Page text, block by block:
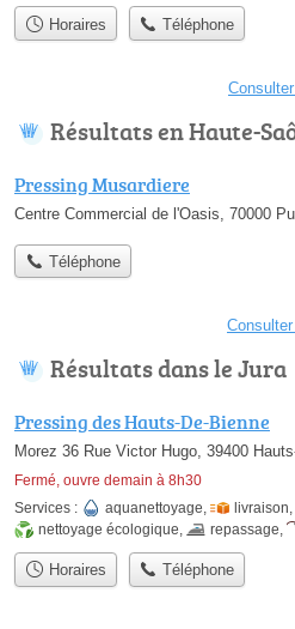
Horaires Téléphone
Résultats en Haute-
Pressing Musardiere
Centre Commercial de l'Oasis, 70000
Téléphone
Résultats dans le Jura
Pressing des Hauts-De-Bienne
Morez 36 Rue Victor Hugo, 39400
Fermé, ouvre demain à 8h30
Services :
aquanettoyage, livraison,
nettoyage écologique, repassage,
Horaires Téléphone